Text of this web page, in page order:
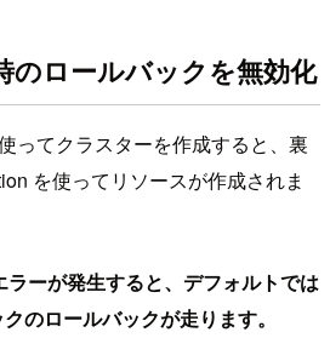
のロールバックを無効化
ってクラスターを作成すると、裏
を使ってリソースが作成されま
ーが発生すると、デフォルトでは
のロールバックが走ります。